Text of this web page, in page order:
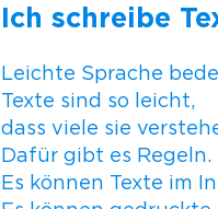
Ich schreibe
Leichte Sprache
Texte sind so leicht,
dass viele sie
Dafür gibt es Regeln.
Es können Texte im